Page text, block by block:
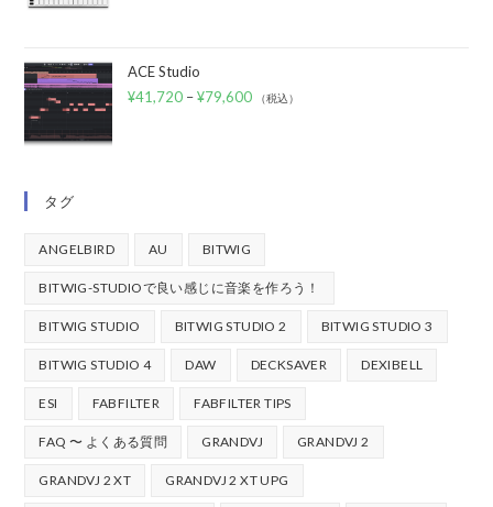
ACE Studio
¥41,720 –¥79,600 （税込）
タグ
ANGELBIRD AU BITWIG
BITWIG-STUDIOで良い感じに音楽を作ろう！
BITWIG STUDIO BITWIG STUDIO 2 BITWIG STUDIO 3
BITWIG STUDIO 4 DAW DECKSAVER DEXIBELL
ESI FABFILTER FABFILTER TIPS
FAQ 〜 よくある質問 GRANDVJ GRANDVJ 2
GRANDVJ 2 XT GRANDVJ 2 XT UPG